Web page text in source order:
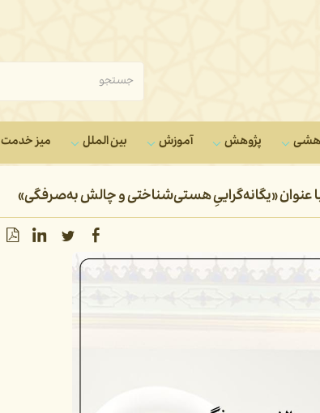
پژوهش آموزش بین الملل میز خدمت
عنوان «یگانه‌گراییِ هستی‌شناختی و چالش به‌صرفگی»